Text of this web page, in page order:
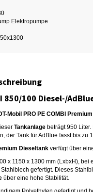
Elektropumpe
850/100 Diesel-/
Mobil PRO PE COMBI Premium
Tankanlage beträgt 950
der Tank für AdBlue fasst bis zu
Dieseltank verfügt über
x 1150 x 1300 mm (LxbxH),
gefertigt. Dieses
über eine hohe Stabilität.